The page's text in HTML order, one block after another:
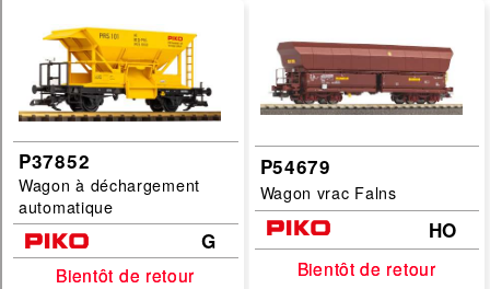
P37852
Wagon à déchargement
automatique
G
Bientôt de retour
Bientôt de retour
P54679
Wagon vrac Falns
HO
Bientôt de retour
Bientôt de retour